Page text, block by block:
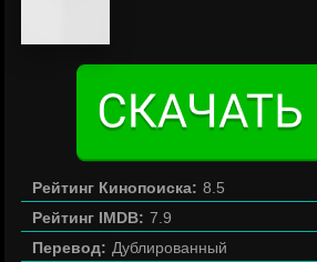
Рейтинг Кинопоиска: 8.5
Рейтинг IMDB: 7.9
Перевод: Дублированный